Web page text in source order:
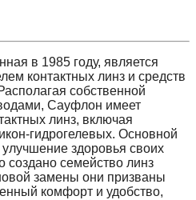
в 1985 году, является
контактных линз и средств
собственной
Сауфлон имеет
линз, включая
гидрогелевых. Основной
здоровья своих
создано семейство линз
замены они призваны
комфорт и удобство,